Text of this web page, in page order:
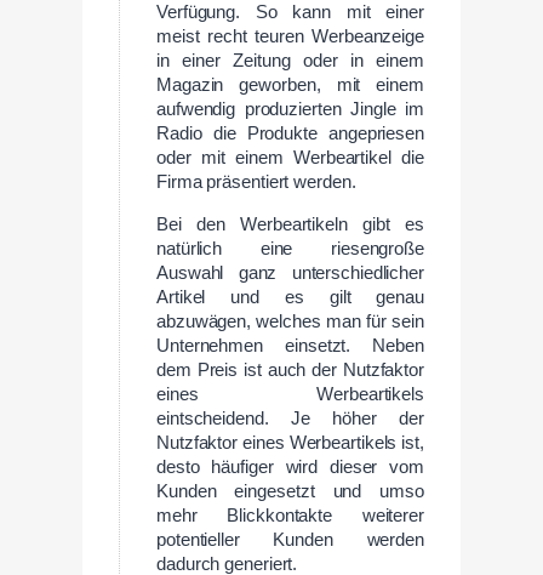
Verfügung. So kann mit einer
meist recht teuren Werbeanzeige
in einer Zeitung oder in einem
Magazin geworben, mit einem
aufwendig produzierten Jingle im
Radio die Produkte angepriesen
oder mit einem Werbeartikel die
Firma präsentiert werden.
Bei den Werbeartikeln gibt es
natürlich eine riesengroße
Auswahl ganz unterschiedlicher
Artikel und es gilt genau
abzuwägen, welches man für sein
Unternehmen einsetzt. Neben
dem Preis ist auch der Nutzfaktor
eines Werbeartikels
eintscheidend. Je höher der
Nutzfaktor eines Werbeartikels ist,
desto häufiger wird dieser vom
Kunden eingesetzt und umso
mehr Blickkontakte weiterer
potentieller Kunden werden
dadurch generiert.